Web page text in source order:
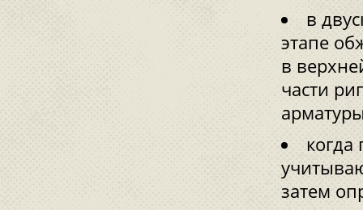
в
этапе
в
части
когда
затем